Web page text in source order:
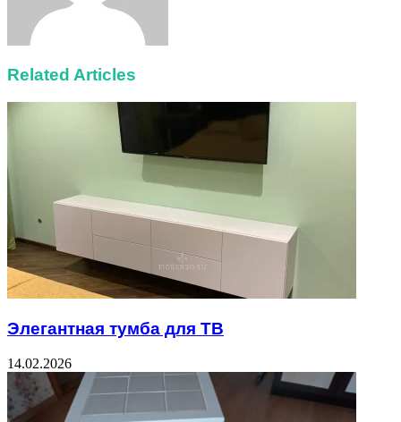
Related Articles
Элегантная тумба для ТВ
14.02.2026